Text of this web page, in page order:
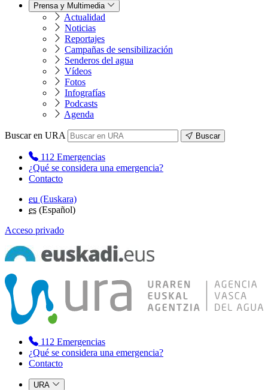
Prensa y Multimedia
Actualidad
Noticias
Reportajes
Campañas de sensibilización
Senderos del agua
Vídeos
Fotos
Infografías
Podcasts
Agenda
Buscar en URA Buscar
112 Emergencias
¿Qué se considera una emergencia?
Contacto
eu (Euskara)
es (Español)
Acceso privado
112 Emergencias
¿Qué se considera una emergencia?
Contacto
URA